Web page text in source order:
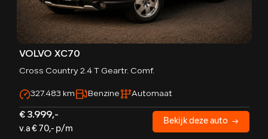
VOLVO XC70
Cross Country 2.4 T Geartr. Comf.
327.483 km Benzine Automaat
€ 3.999,-
v.a € 70,- p/m
Bekijk deze auto